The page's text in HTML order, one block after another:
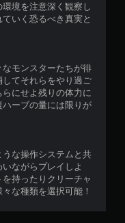
境を注意深く観察し
いく恐るべき真実と
モンスターたちが徘
てそれらをやり過ご
にせよ残りの体力に
ーブの量には限りが
な操作システムと共
ながらプレイしよ
持ったりクリーチャ
な種類を選択可能！